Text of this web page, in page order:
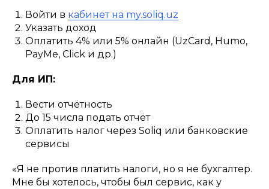
Войти в кабинет на my.soliq.uz
Указать доход
Оплатить 4% или 5% онлайн (UzCard, Humo,
PayMe, Click и др.)
Для ИП:
Вести отчётность
До 15 числа подать отчёт
Оплатить налог через Soliq или банковские
сервисы
«Я не против платить налоги, но я не бухгалтер.
Мне бы хотелось, чтобы был сервис, как у